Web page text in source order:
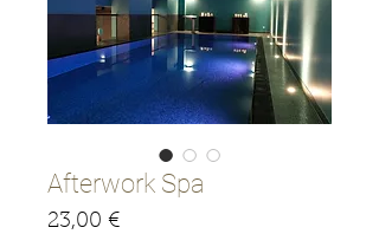
Afterwork Spa
23,00 €